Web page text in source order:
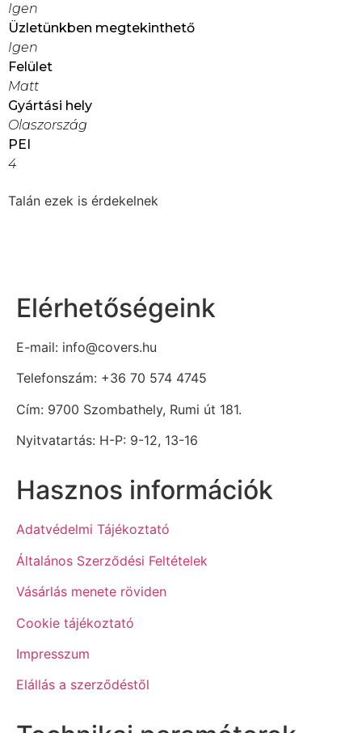
Igen
Üzletünkben megtekinthető
Igen
Felület
Matt
Gyártási hely
Olaszország
PEI
4
Talán ezek is érdekelnek
Elérhetőségeink
E-mail: info@covers.hu
Telefonszám: +36 70 574 4745
Cím: 9700 Szombathely, Rumi út 181.
Nyitvatartás: H-P: 9-12, 13-16
Hasznos információk
Adatvédelmi Tájékoztató
Általános Szerződési Feltételek
Vásárlás menete röviden
Cookie tájékoztató
Impresszum
Elállás a szerződéstől